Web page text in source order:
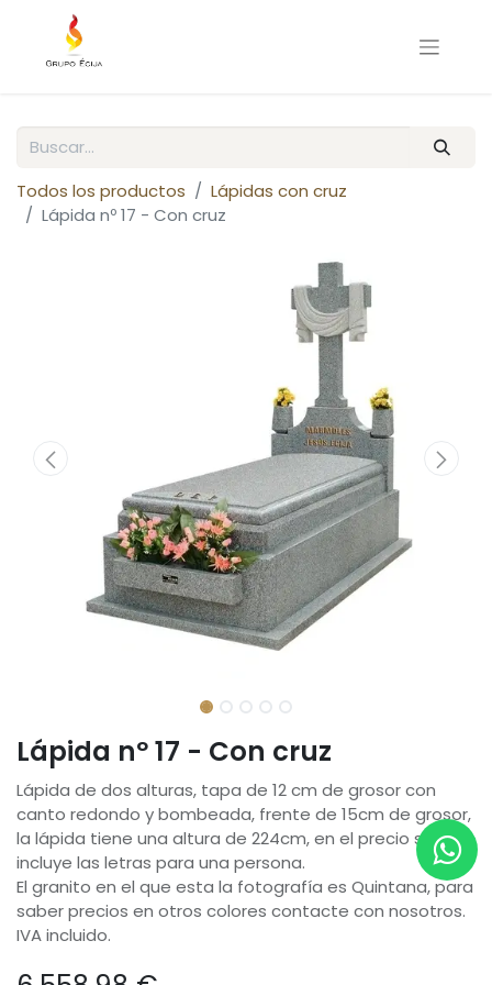
Todos los productos
Lápidas con cruz
Lápida nº 17 - Con cruz
Lápida nº 17 - Con cruz
Lápida de dos alturas, tapa de 12 cm de grosor con
canto redondo y bombeada, frente de 15cm de grosor,
la lápida tiene una altura de 224cm, en el precio se
incluye las letras para una persona.
El granito en el que esta la fotografía es Quintana, para
saber precios en otros colores contacte con nosotros.
IVA incluido.